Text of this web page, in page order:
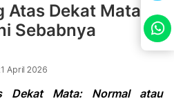
Dekat Mata?
Sebabnya
April 2026
Dekat Mata: Normal atau